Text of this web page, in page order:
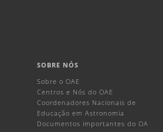
SOBRE NÓS
Sobre o OAE
Centros e Nós do OAE
Coordenadores Nacionais de
Educação em Astronomia
Documentos importantes do OA